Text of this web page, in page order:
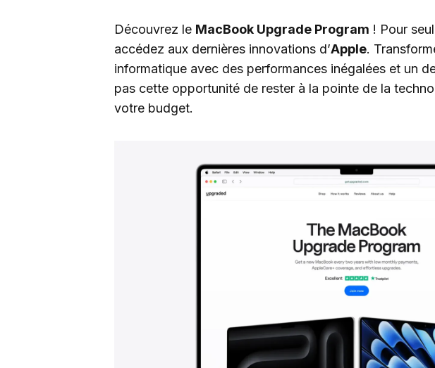
Découvrez le MacBook Upgrade Program ! Pour
accédez aux dernières innovations d’Apple.
informatique avec des performances inégalées et un
pas cette opportunité de rester à la pointe de la
votre budget.